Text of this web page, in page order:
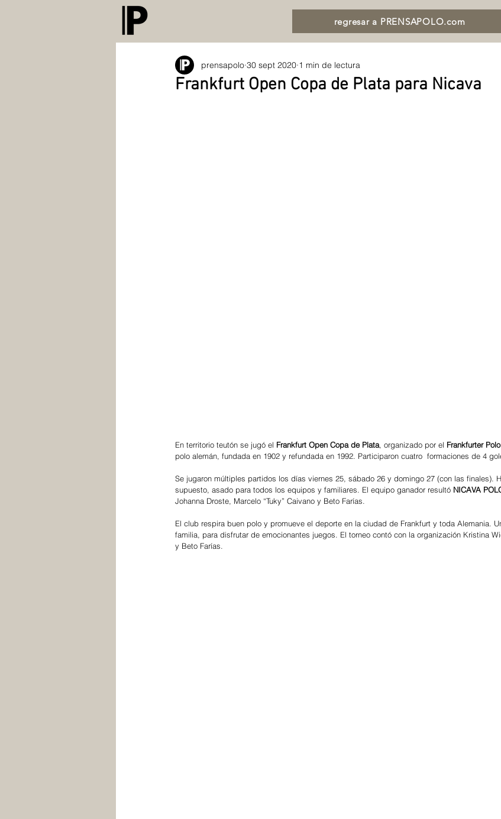
regresar a PRENSAPOLO.com
Frankfurt Open Copa de Plata para Nicava
prensapolo 30 sept 2020 1 min de lectura
En territorio teutón se jugó el Frankfurt Open Copa de Plata, organizado por el Frankfurter
polo alemán, fundada en 1902 y refundada en 1992. Participaron cuatro  formaciones de 4
Se jugaron múltiples partidos los días viernes 25, sábado 26 y domingo 27 (con las finales).
supuesto, asado para todos los equipos y familiares. El equipo ganador resultó NICAVA
Johanna Droste, Marcelo “Tuky” Caivano y Beto Farías.
El club respira buen polo y promueve el deporte en la ciudad de Frankfurt y toda Alemania.
familia, para disfrutar de emocionantes juegos. El torneo contó con la organización Kristina
y Beto Farías.